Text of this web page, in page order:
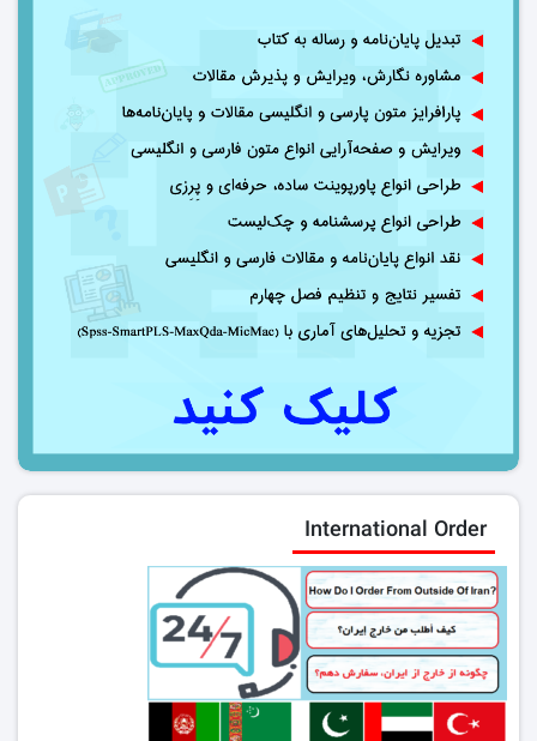
International Order